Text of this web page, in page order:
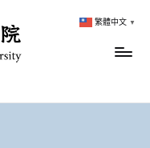
繁體中文 ▼